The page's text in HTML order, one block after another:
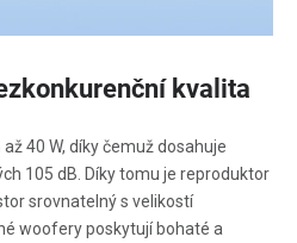
kvalita
40 W, díky čemuž dosahuje
105 dB. Díky tomu je reproduktor
srovnatelný s velikostí
woofery poskytují bohaté a